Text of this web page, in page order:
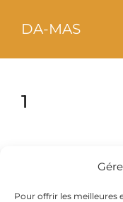
Pour offrir les meilleures
DA-MAS
1